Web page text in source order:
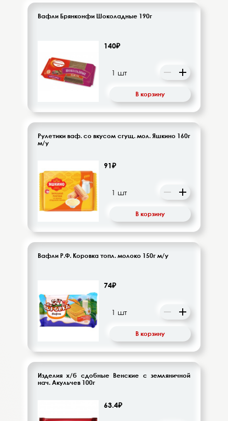
Вафли Брянконфи Шоколадные 190г
140₽
В корзину
Рулетики ваф. со вкусом сгущ. мол. Яшкино 160г
м/у
91₽
В корзину
Вафли Р.Ф. Коровка топл. молоко 150г м/у
74₽
В корзину
Изделия х/б сдобные Венские с земляничной
нач. Акульчев 100г
63.4₽